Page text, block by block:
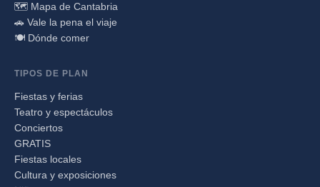
🗺️ Mapa de Cantabria
🚗 Vale la pena el viaje
🍽️ Dónde comer
TIPOS DE PLAN
Fiestas y ferias
Teatro y espectáculos
Conciertos
GRATIS
Fiestas locales
Cultura y exposiciones